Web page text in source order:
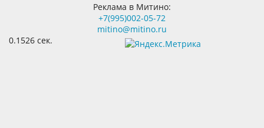
Реклама в Митино:
+7(995)002-05-72
mitino@mitino.ru
0.1526 сек.